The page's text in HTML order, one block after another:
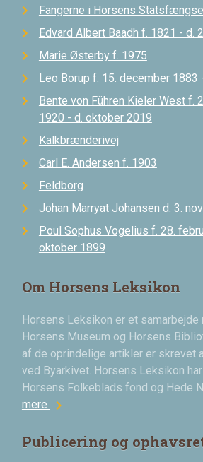
Fangerne i Horsens
Edvard Albert Baadh f. 1821 - d.
Marie Østerby f. 1975
Leo Borup f. 15. december 1883
Bente von Führen Kieler West f.
1920 - d. oktober 2019
Kalkbrænderivej
Carl E. Andersen f. 1903
Feldborg
Johan Marryat Johansen d. 3.
Poul Sophus Vogelius f. 28.
oktober 1899
Om Horsens Leksikon
Horsens Leksikon er et samarbejde
Horsens Museum og Horsens
af de oprindelige artikler er skrevet
ved Byarkivet. Horsens Leksikon
Horsens Folkeblads fond og Hede
mere chevron_right
Publicering og